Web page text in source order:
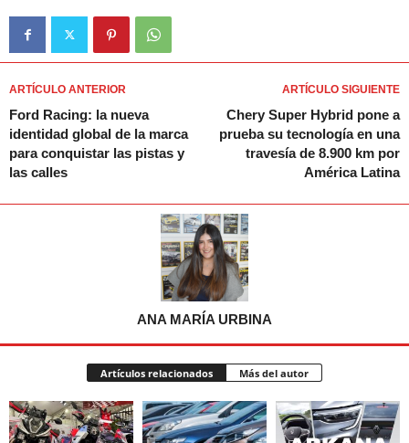
ARTÍCULO ANTERIOR
Ford Racing: la nueva
identidad global de la marca
para conquistar las pistas y
las calles
ARTÍCULO SIGUIENTE
Chery Super Hybrid pone a
prueba su tecnología en una
travesía de 8.900 km por
América Latina
ANA MARÍA URBINA
Artículos relacionados Más del autor